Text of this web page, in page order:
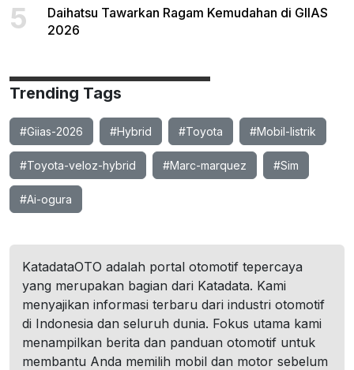
5
Daihatsu Tawarkan Ragam Kemudahan di GIIAS
2026
Trending Tags
#Giias-2026 #Hybrid #Toyota #Mobil-listrik
#Toyota-veloz-hybrid #Marc-marquez #Sim
#Ai-ogura
KatadataOTO adalah portal otomotif tepercaya
yang merupakan bagian dari Katadata. Kami
menyajikan informasi terbaru dari industri otomotif
di Indonesia dan seluruh dunia. Fokus utama kami
menampilkan berita dan panduan otomotif untuk
membantu Anda memilih mobil dan motor sebelum